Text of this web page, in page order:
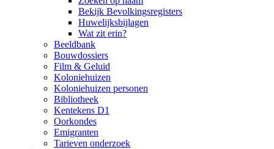
Bekijk Bevolkingsregisters
Huwelijksbijlagen
Wat zit erin?
Beeldbank
Bouwdossiers
Film & Geluid
Koloniehuizen
Koloniehuizen personen
Bibliotheek
Kentekens D1
Oorkondes
Emigranten
Tarieven onderzoek